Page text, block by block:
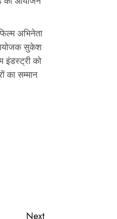
अभिनेता
आयोजक सुकेश
इंडस्ट्री को
का सम्मान
Next